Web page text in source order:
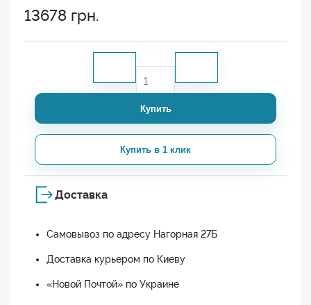
13678 грн.
Купить
Купить в 1 клик
Доставка
Самовывоз по адресу Нагорная 27Б
Доставка курьером по Киеву
«Новой Почтой» по Украине